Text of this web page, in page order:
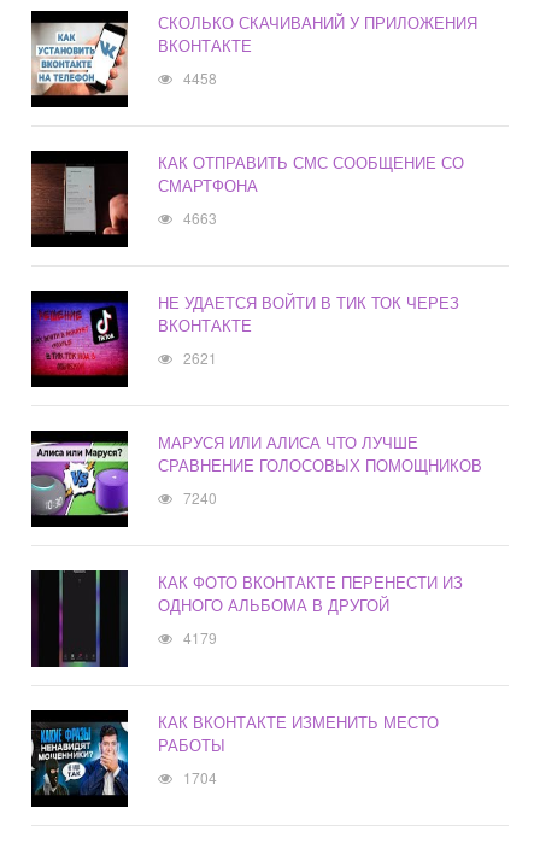
СКОЛЬКО СКАЧИВАНИЙ У ПРИЛОЖЕНИЯ
ВКОНТАКТЕ
4458
КАК ОТПРАВИТЬ СМС СООБЩЕНИЕ СО
СМАРТФОНА
4663
НЕ УДАЕТСЯ ВОЙТИ В ТИК ТОК ЧЕРЕЗ
ВКОНТАКТЕ
2621
МАРУСЯ ИЛИ АЛИСА ЧТО ЛУЧШЕ
СРАВНЕНИЕ ГОЛОСОВЫХ ПОМОЩНИКОВ
7240
КАК ФОТО ВКОНТАКТЕ ПЕРЕНЕСТИ ИЗ
ОДНОГО АЛЬБОМА В ДРУГОЙ
4179
КАК ВКОНТАКТЕ ИЗМЕНИТЬ МЕСТО
РАБОТЫ
1704